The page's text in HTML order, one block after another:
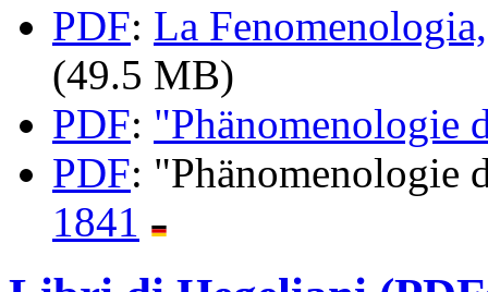
PDF: La
(49.5 MB)
PDF: "Phänomenologie
PDF: "Phänomenologie
1841